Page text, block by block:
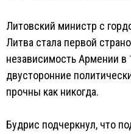
Литовский министр с
Литва стала первой
независимость Армении в
двусторонние
прочны как никогда.
Будрис подчеркнул, что